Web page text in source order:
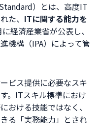
）とは、高度IT
た、 ITに関する能力を
経済産業省が公表し、
機構（IPA）によって管
ビス提供に必要なスキ
。ITスキル標準におけ
おける技能ではなく、
る「実務能力」とされ